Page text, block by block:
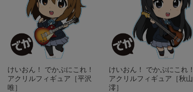
けいおん！ でかぷにこれ！
アクリルフィギュア［平沢
唯］
けいおん！ でかぷにこれ！
アクリルフィギュア［秋山
澪］